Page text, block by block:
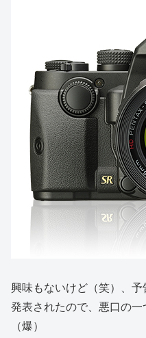
興味もないけど（笑）、
発表されたので、悪口の一
（爆）